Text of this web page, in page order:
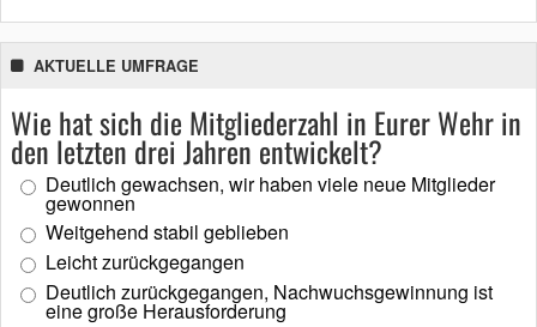
AKTUELLE UMFRAGE
Wie hat sich die Mitgliederzahl in Eurer Wehr in
den letzten drei Jahren entwickelt?
Deutlich gewachsen, wir haben viele neue Mitglieder
gewonnen
Weitgehend stabil geblieben
Leicht zurückgegangen
Deutlich zurückgegangen, Nachwuchsgewinnung ist
eine große Herausforderung